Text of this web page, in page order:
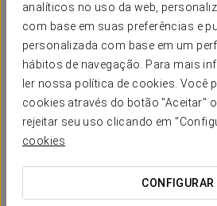
analíticos no uso da web,
com base em suas preferências e
personalizada com base em um
hábitos de navegação. Para mais
ler nossa política de cookies. Você
cookies através do botão "Aceitar"
rejeitar seu uso clicando em
cookies
CONFIGURAR
50 € por pessoa
Experiência
Deixe-se seduzir pela história e pelo
do século XVI, onde a sua